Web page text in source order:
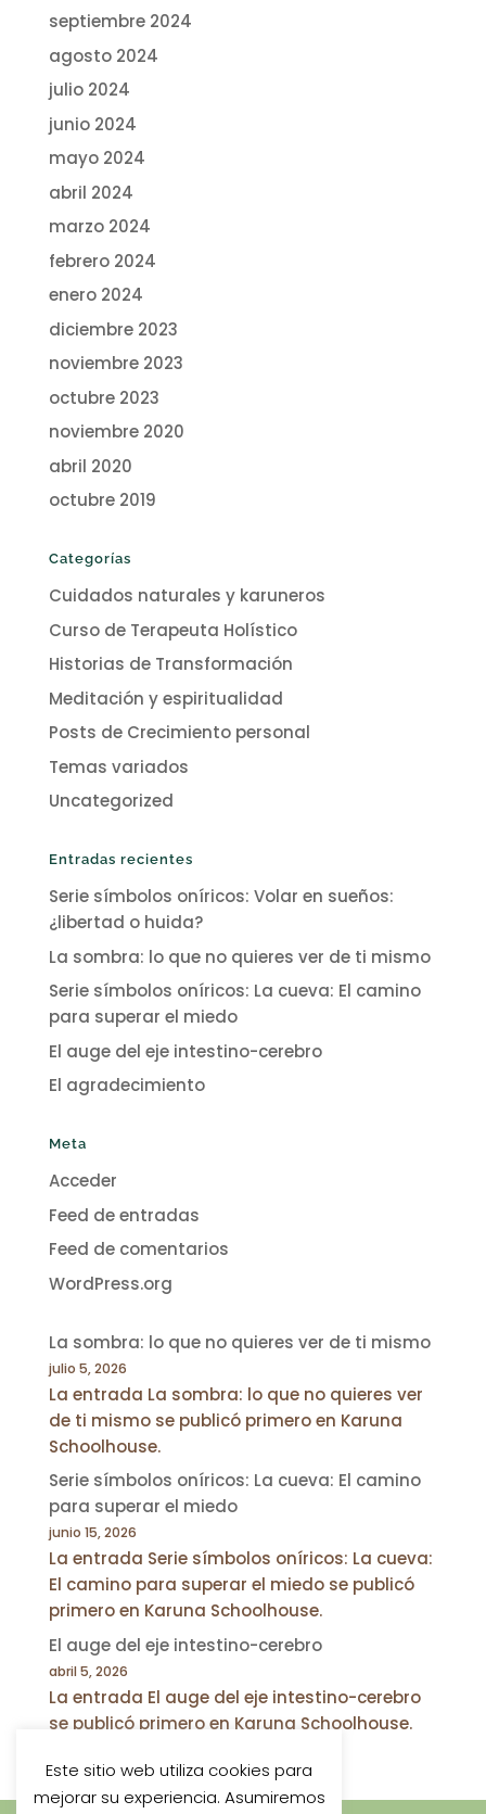
septiembre 2024
agosto 2024
julio 2024
junio 2024
mayo 2024
abril 2024
marzo 2024
febrero 2024
enero 2024
diciembre 2023
noviembre 2023
octubre 2023
noviembre 2020
abril 2020
octubre 2019
Categorías
Cuidados naturales y karuneros
Curso de Terapeuta Holístico
Historias de Transformación
Meditación y espiritualidad
Posts de Crecimiento personal
Temas variados
Uncategorized
Entradas recientes
Serie símbolos oníricos: Volar en sueños:
¿libertad o huida?
La sombra: lo que no quieres ver de ti mismo
Serie símbolos oníricos: La cueva: El camino
para superar el miedo
El auge del eje intestino-cerebro
El agradecimiento
Meta
Acceder
Feed de entradas
Feed de comentarios
WordPress.org
La sombra: lo que no quieres ver de ti mismo
julio 5, 2026
La entrada La sombra: lo que no quieres ver
de ti mismo se publicó primero en Karuna
Schoolhouse.
Serie símbolos oníricos: La cueva: El camino
para superar el miedo
junio 15, 2026
La entrada Serie símbolos oníricos: La cueva:
El camino para superar el miedo se publicó
primero en Karuna Schoolhouse.
El auge del eje intestino-cerebro
abril 5, 2026
La entrada El auge del eje intestino-cerebro
se publicó primero en Karuna Schoolhouse.
Este sitio web utiliza cookies para
mejorar su experiencia. Asumiremos